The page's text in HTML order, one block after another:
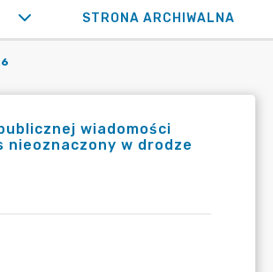
STRONA ARCHIWALNA
wiadomości
nieoznaczony w drodze